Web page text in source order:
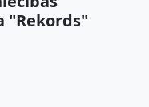
"Rekords"